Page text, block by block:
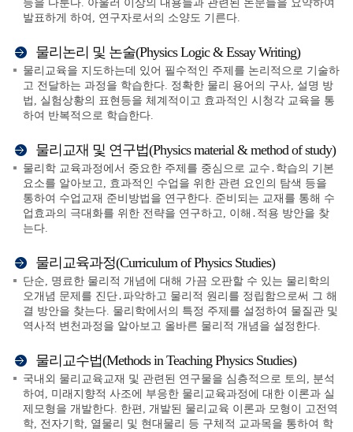
등을 다룬다. 아울러 이상의 내용들과 관련된 논문들을 요약하여
발표하게 하여, 연구자로서의 소양도 기른다.
물리논리 및 논술(Physics Logic & Essay Writing)
물리교육을 지도하는데 있어 필수적인 주제를 논리적으로 기술하
고 전달하는 과정을 학습한다. 정확한 물리 용어의 구사, 설명 방
법, 실험상황의 표현등을 체계적이고 효과적인 시청각 교육을 통
하여 반복적으로 학습한다.
물리교재 및 연구법(Physics material & method of study)
물리학 교육과정에서 중요한 주제를 중심으로 교수․학습의 기본
요소를 알아보고, 효과적인 수업을 위한 관련 요인의 탐색 등을
통하여 수업교재 준비방법을 연구한다. 준비되는 교재를 통해 수
업효과의 극대화를 위한 전략을 연구하고, 이해․적용 방안을 찾
는다.
물리교육과정(Curriculum of Physics Studies)
단순, 명료한 물리적 개념에 대해 가끔 오판할 수 있는 물리학의
오개념 문제를 진단․파악하고 물리적 원리를 정립함으로써 그 해
결 방안을 찾는다. 물리학에서의 특정 주제를 설정하여 물질관 및
역사적 변천과정을 알아보고 올바른 물리적 개념을 설정한다.
물리교수법(Methods in Teaching Physics Studies)
국내외 물리교육교재 및 관련된 연구물을 심층적으로 토의, 분석
하여, 미래지향적 사조에 부응한 물리교육과정에 대한 이론과 실
제모형을 개발한다. 한편, 개발된 물리교육 이론과 모형이 고전역
학, 전자기학, 열물리 및 현대물리 등 구체적 교과목을 통하여 학